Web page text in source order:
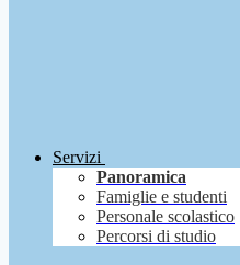
Servizi
Panoramica
Famiglie e studenti
Personale scolastico
Percorsi di studio